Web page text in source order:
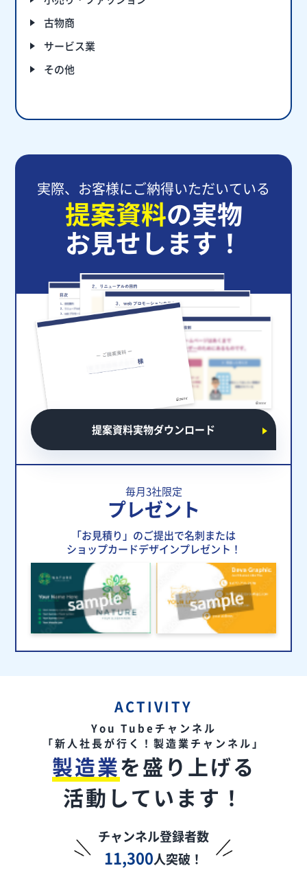
古物商
サービス業
その他
実際、お客様にご納得いただいている
提案資料の実物
お見せします！
提案資料実物ダウンロード
毎月3社限定
プレゼント
「お見積り」のご提出で名刺または
ショップカードデザインプレゼント！
ACTIVITY
You Tubeチャンネル
「新人社長が行く！製造業チャンネル」
製造業を盛り上げる
活動しています！
チャンネル登録者数
11,300人突破！